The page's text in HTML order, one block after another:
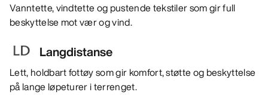
Vanntette, vindtette og pustende tekstiler som gir full
beskyttelse mot vær og vind.
Langdistanse
Lett, holdbart fottøy som gir komfort, støtte og beskyttelse
på lange løpeturer i terrenget.